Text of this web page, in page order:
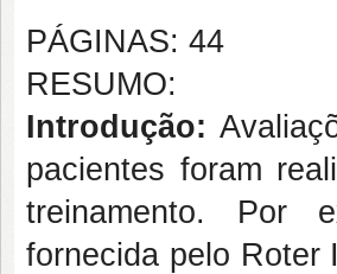
PÁGINAS: 44
RESUMO:
Introdução:
pacientes foram
treinamento. Por
fornecida pelo Roter